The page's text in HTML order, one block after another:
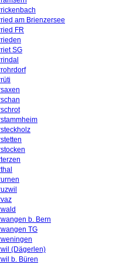
am Brienzersee
FR
SG
b. Bern
TG
(Dägerlen)
b. Büren